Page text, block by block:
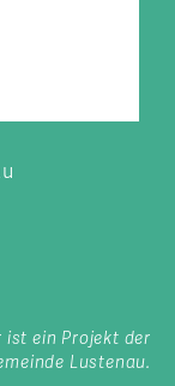
ein Projekt der
Lustenau.